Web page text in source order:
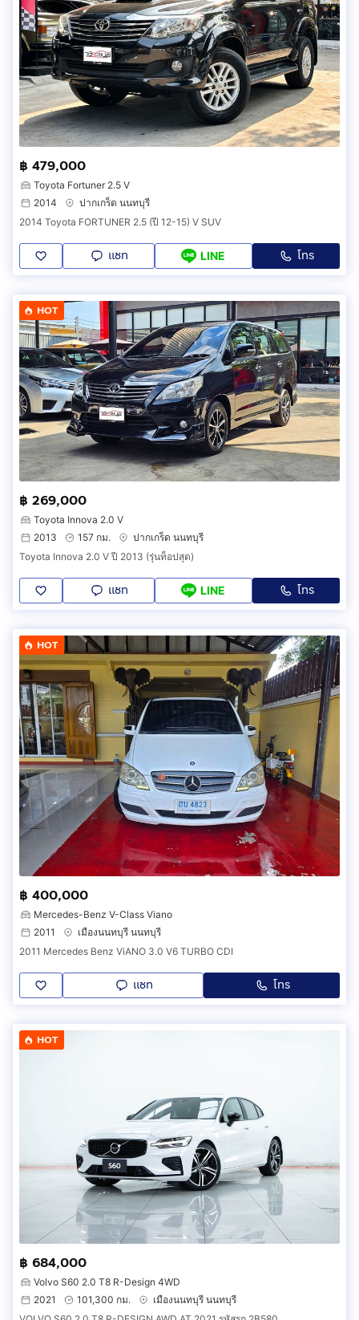
฿ 479,000
Toyota Fortuner 2.5 V
2014
ปากเกร็ด นนทบุรี
2014 Toyota FORTUNER 2.5 (ปี 12-15) V SUV
แชท LINE โทร
HOT
฿ 269,000
Toyota Innova 2.0 V
2013
157 กม.
ปากเกร็ด นนทบุรี
Toyota Innova 2.0 V ปี 2013 (รุ่นท็อปสุด)
แชท LINE โทร
HOT
฿ 400,000
Mercedes-Benz V-Class Viano
2011
เมืองนนทบุรี นนทบุรี
2011 Mercedes Benz ViANO 3.0 V6 TURBO CDI
แชท โทร
HOT
฿ 684,000
Volvo S60 2.0 T8 R-Design 4WD
2021
101,300 กม.
เมืองนนทบุรี นนทบุรี